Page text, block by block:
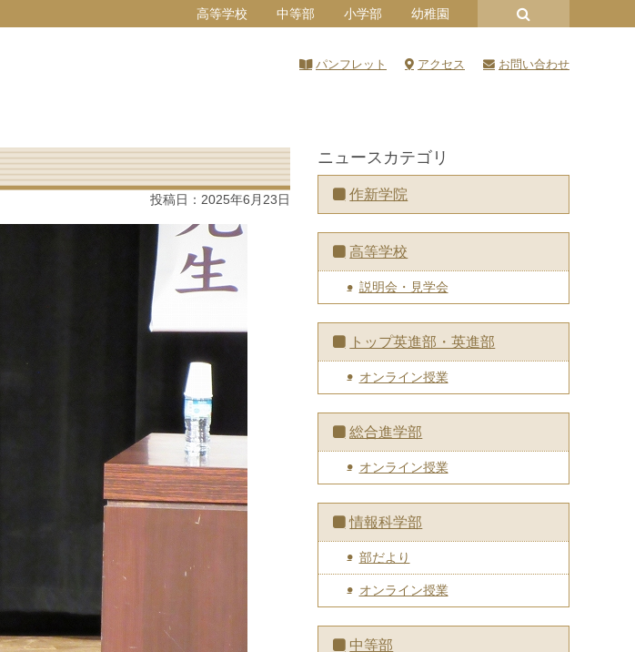
高等学校 中等部 小学部 幼稚園
パンフレット
アクセス お問い合わせ
投稿日： 2025年6月23日
ニュースカテゴリ
作新学院
高等学校
説明会・見学会
トップ英進部・英進部
オンライン授業
総合進学部
オンライン授業
情報科学部
部だより
オンライン授業
中等部